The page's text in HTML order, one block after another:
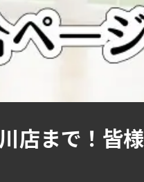
店まで！皆